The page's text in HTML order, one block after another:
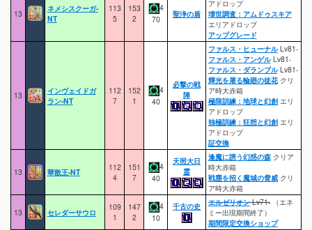
13
ネメシスクーガ-
NT
113
5
153
2
4
70
聖浄の盾
アドロップ
壊世調査：アムドゥスキア
エリアドロップ
アップグレード
13
インヴェイドガ
ラン-NT
112
7
152
1
4
40
必撃の戦
陣
ファルス・ヒューナルLv81-
ファルス・アンゲルLv81-
ファルス・ダランブルLv81-
輝光を屠る輪廻の徒花クリ
ア時大赤箱
極限訓練：地球と幻創エリ
アドロップ
独極訓練：狂想と幻創エリ
アドロップ
証交換
13 華散王-NT
112
4
151
7
4
40
天照大日
霊
逢魔に誘う幻惑の森クリア
時大赤箱
戦塵を招く魔城の脅威クリ
ア時大赤箱
13 セレダーサウロ
109
1
147
2
4
10
千古の史 エルゼリオンLv71-（エネ
ミー出現期間終了）
期間限定交換ショップ